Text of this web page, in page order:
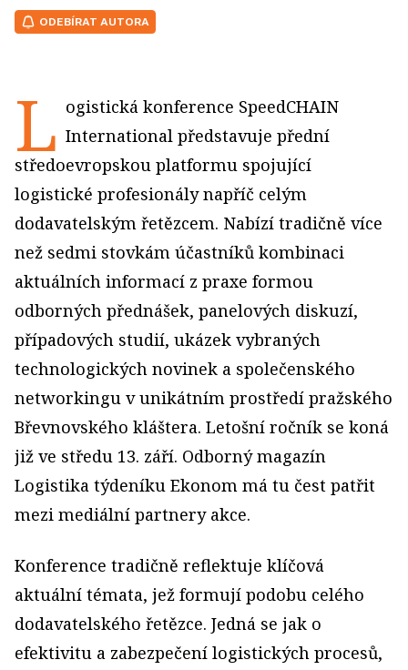
ODEBÍRAT AUTORA
L ogistická konference SpeedCHAIN
International představuje přední
středoevropskou platformu spojující
logistické profesionály napříč celým
dodavatelským řetězcem. Nabízí tradičně více
než sedmi stovkám účastníků kombinaci
aktuálních informací z praxe formou
odborných přednášek, panelových diskuzí,
případových studií, ukázek vybraných
technologických novinek a společenského
networkingu v unikátním prostředí pražského
Břevnovského kláštera. Letošní ročník se koná
již ve středu 13. září. Odborný magazín
Logistika týdeníku Ekonom má tu čest patřit
mezi mediální partnery akce.
Konference tradičně reflektuje klíčová
aktuální témata, jež formují podobu celého
dodavatelského řetězce. Jedná se jak o
efektivitu a zabezpečení logistických procesů,